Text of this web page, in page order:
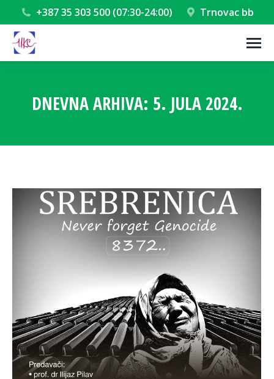
+387 35 303 500 (07:30-24:00) Trnovac bb
DNEVNA ARHIVA: 5. JULA 2024.